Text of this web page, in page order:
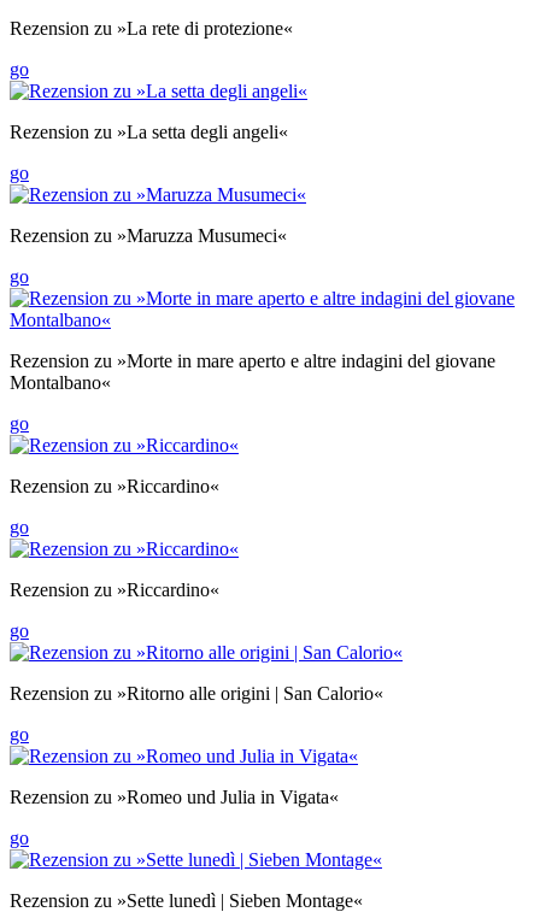
Rezension zu »La rete di protezione«
go
Rezension zu »La setta degli angeli«
go
Rezension zu »Maruzza Musumeci«
go
Rezension zu »Morte in mare aperto e altre indagini del giovane
Montalbano«
go
Rezension zu »Riccardino«
go
Rezension zu »Riccardino«
go
Rezension zu »Ritorno alle origini | San Calorio«
go
Rezension zu »Romeo und Julia in Vigata«
go
Rezension zu »Sette lunedì | Sieben Montage«